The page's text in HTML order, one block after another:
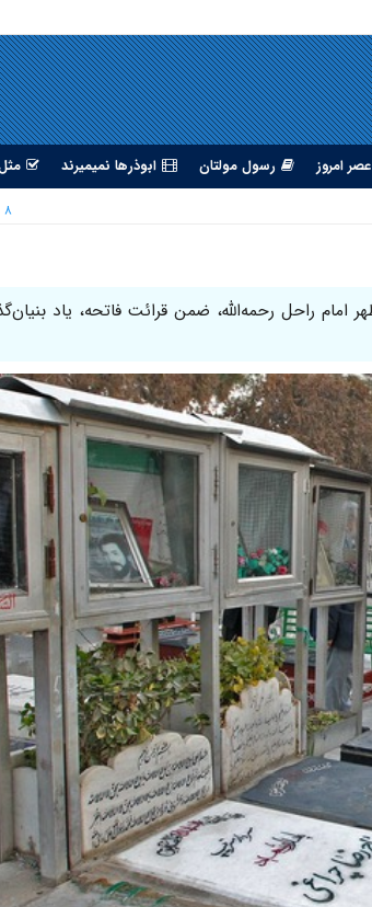
امروز رسول مولتان ابوذرها نمیمیرند
۸ بهمن ۱۳۹۳
امام راحل رحمه‌الله، ضمن قرائت فاتحه، یاد